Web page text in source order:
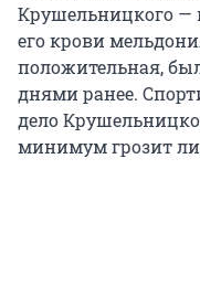
Крушельницкого —
его крови
положительная,
днями ранее.
дело
минимум грозит